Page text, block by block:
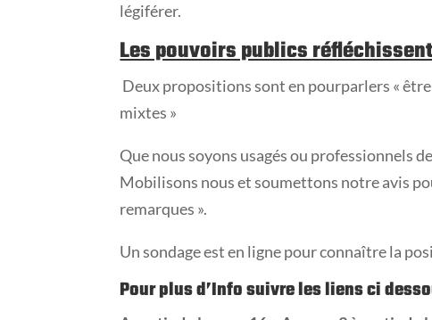
légiférer.
Les pouvoirs publics
Deux propositions sont en pourparlers «
mixtes »
Que nous soyons usagés ou professionnels
Mobilisons nous et soumettons notre avis
remarques ».
Un sondage est en ligne pour connaître la
Pour plus d’Info suivre les liens ci